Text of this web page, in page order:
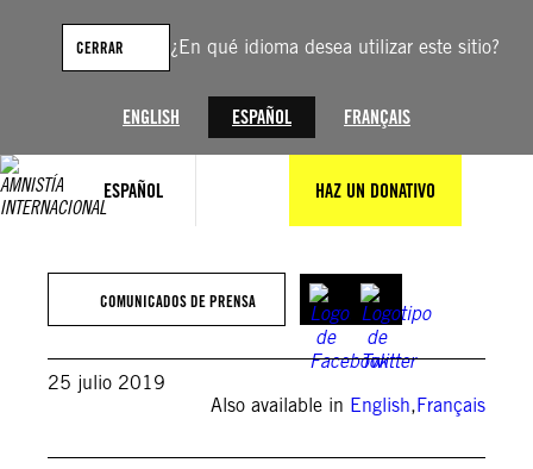
¿En qué idioma desea utilizar este sitio?
ENGLISH ESPAÑOL FRANÇAIS
CERRAR
ESPAÑOL HAZ UN DONATIVO
contenido
COMUNICADOS DE PRENSA
25 julio 2019
Also available in English,Français